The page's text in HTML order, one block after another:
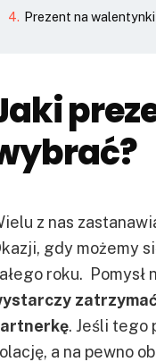
Prezent na
z nas
gdy możemy
roku. Pomysł
. Jeśli tego
a na pewno